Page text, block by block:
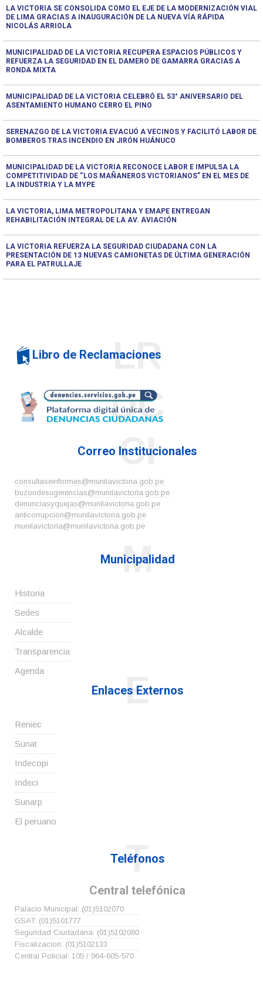
LA VICTORIA SE CONSOLIDA COMO EL EJE DE LA MODERNIZACIÓN VIAL
DE LIMA GRACIAS A INAUGURACIÓN DE LA NUEVA VÍA RÁPIDA
NICOLÁS ARRIOLA
MUNICIPALIDAD DE LA VICTORIA RECUPERA ESPACIOS PÚBLICOS Y
REFUERZA LA SEGURIDAD EN EL DAMERO DE GAMARRA GRACIAS A
RONDA MIXTA
MUNICIPALIDAD DE LA VICTORIA CELEBRÓ EL 53° ANIVERSARIO DEL
ASENTAMIENTO HUMANO CERRO EL PINO
SERENAZGO DE LA VICTORIA EVACUÓ A VECINOS Y FACILITÓ LABOR DE
BOMBEROS TRAS INCENDIO EN JIRÓN HUÁNUCO
MUNICIPALIDAD DE LA VICTORIA RECONOCE LABOR E IMPULSA LA
COMPETITIVIDAD DE “LOS MAÑANEROS VICTORIANOS” EN EL MES DE
LA INDUSTRIA Y LA MYPE
LA VICTORIA, LIMA METROPOLITANA Y EMAPE ENTREGAN
REHABILITACIÓN INTEGRAL DE LA AV. AVIACIÓN
LA VICTORIA REFUERZA LA SEGURIDAD CIUDADANA CON LA
PRESENTACIÓN DE 13 NUEVAS CAMIONETAS DE ÚLTIMA GENERACIÓN
PARA EL PATRULLAJE
Libro de Reclamaciones
LR
DC
Correo Institucionales
CI
consultaseinformes@munilavictoria.gob.pe
buzondesugerencias@munilavictoria.gob.pe
denunciasyquejas@munilavictoria.gob.pe
anticorrupcion@munilavictoria.gob.pe
munilavictoria@munilavictoria.gob.pe
Municipalidad
M
Historia
Sedes
Alcalde
Transparencia
Agenda
Enlaces Externos
E
Reniec
Sunat
Indecopi
Indeci
Sunarp
El peruano
Teléfonos
T
Central telefónica
Palacio Municipal: (01)5102070
GSAT: (01)5101777
Seguridad Ciudadana: (01)5102080
Fiscalizacion: (01)5102133
Central Policial: 105 / 964-605-570